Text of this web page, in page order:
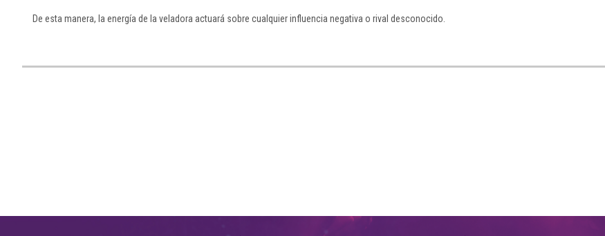
De esta manera, la energía de la veladora actuará sobre cualquier influencia negativa o rival desconocido.